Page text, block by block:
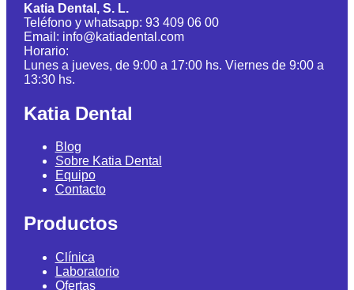
Katia Dental, S. L.
Teléfono y whatsapp: 93 409 06 00
Email: info@katiadental.com
Horario:
Lunes a jueves, de 9:00 a 17:00 hs. Viernes de 9:00 a
13:30 hs.
Katia Dental
Blog
Sobre Katia Dental
Equipo
Contacto
Productos
Clínica
Laboratorio
Ofertas